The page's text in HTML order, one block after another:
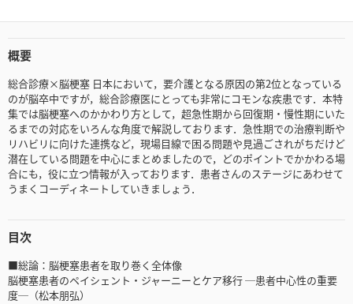
概要
総合診療×脳梗塞 日本において，要介護となる原因の第2位となっている
のが脳卒中ですが，総合診療医にとっても非常にコモンな疾患です．本特
集では脳梗塞へのかかわり方として，超急性期から回復期・慢性期にいた
るまでの対応をいろんな角度で解説しております．急性期での治療判断や
リハビリに向けた連携など，現場目線で困る問題や見過ごされがちだけど
潜在している問題を中心にまとめましたので，どのポイントでかかわる場
合にも，役に立つ情報が入っております．患者さんのステージにあわせて
うまくコーディネートしていきましょう．
目次
■総論：脳梗塞患者を取り巻く全体像
脳梗塞患者のペイシェント・ジャーニーとケア移行 ─患者中心性の重要
度─（松本朋弘）